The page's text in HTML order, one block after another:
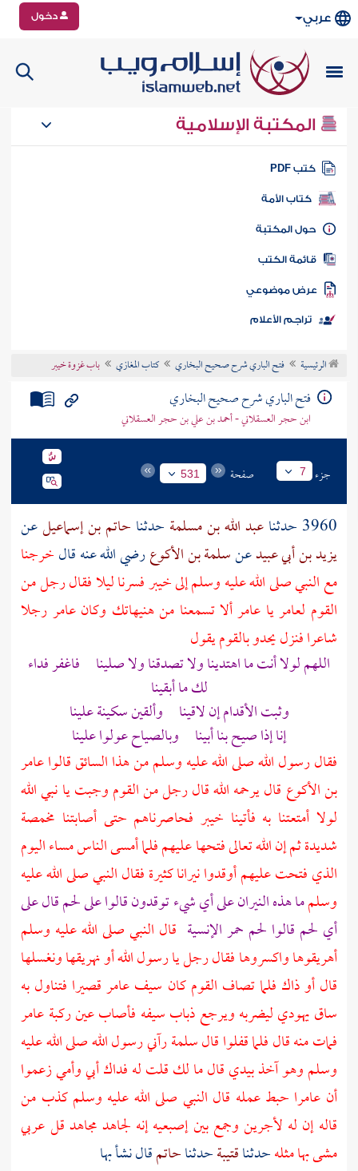
عربي دخول
المكتبة الإسلامية
كتب PDF
كتاب الأمة
المكتبة
الكتب
موضوعي
تراجم الأعلام
الرئيسية فتح الباري شرح صحيح البخاري كتاب المغازي باب غزوة خيبر
فتح الباري شرح صحيح البخاري
ابن حجر العسقلاني - أحمد بن علي بن حجر العسقلاني
جزء 7 صفحة 531
3960 حدثنا عبد الله بن مسلمة حدثنا حاتم بن إسماعيلعن
يزيد بن أبي عبيدعنسلمة بن الأكوعرضي الله عنه قالخرجنا
مع النبي صلى الله عليه وسلم إلىخيبرفسرنا ليلا فقال رجل من
القوم لعامريا عامرألا تسمعنا من هنيهاتك وكانعامررجلا
شاعرا فنزل يحدو بالقوم يقول
اللهم لولا أنت ما اهتدينا ولا تصدقنا ولا صلينا فاغفر فداء
لك ما أبقينا
وثبت الأقدام إن لاقينا وألقين سكينة علينا
إنا إذا صيح بنا أبينا وبالصياح عولوا علينا
فقال رسول الله صلى الله عليه وسلم من هذا السائق قالواعامر
بن الأكوع قال يرحمه الله قال رجل من القوم وجبت يا نبي الله
لولا أمتعتنا به فأتينا خيبر فحاصرناهم حتى أصابتنا مخمصة
شديدة ثم إن الله تعالى فتحها عليهم فلما أمسى الناس مساء اليوم
الذي فتحت عليهم أوقدوا نيرانا كثيرة فقال النبي صلى الله عليه
وسلمما هذه النيران على أي شيء توقدون قالوا على لحم قال على
أي لحم قالوا لحم حمر الإنسية قال النبي صلى الله عليه وسلم
أهريقوها واكسروها فقال رجل يا رسول الله أو نهريقها ونغسلها
قال أو ذاك فلما تصاف القوم كان سيفعامرقصيرا فتناول به
ساق يهودي ليضربه ويرجع ذباب سيفه فأصاب عين ركبةعامر
فمات منه قال فلما قفلوا قالسلمةرآني رسول الله صلى الله عليه
وسلم وهو آخذ بيدي قال ما لك قلت له فداك أبي وأمي زعموا
أن عامرا حبط عمله قال النبي صلى الله عليه وسلم كذب من
قاله إن له لأجرين وجمع بين إصبعيه إنه لجاهد مجاهد قل عربي
مشى بها مثلهحدثناقتيبةحدثناحاتمقال نشأ بها